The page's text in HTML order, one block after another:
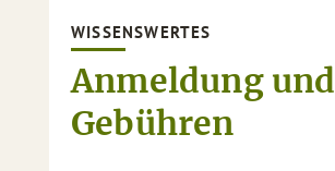
WISSENSWERTES
Anmeldung und
Gebühren